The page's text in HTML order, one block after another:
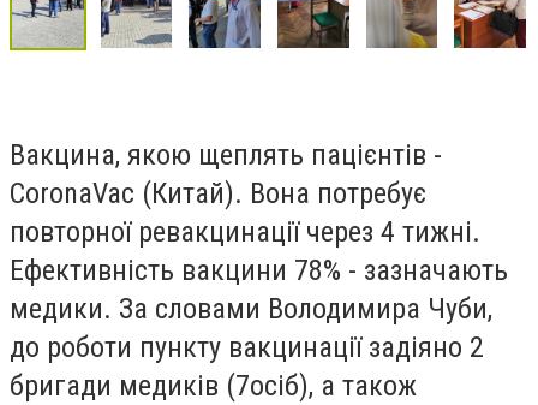
Вакцина, якою щеплять пацієнтів -
CoronaVac (Китай). Вона потребує
повторної ревакцинації через 4 тижні.
Ефективність вакцини 78% - зазначають
медики. За словами Володимира Чуби,
до роботи пункту вакцинації задіяно 2
бригади медиків (7осіб), а також